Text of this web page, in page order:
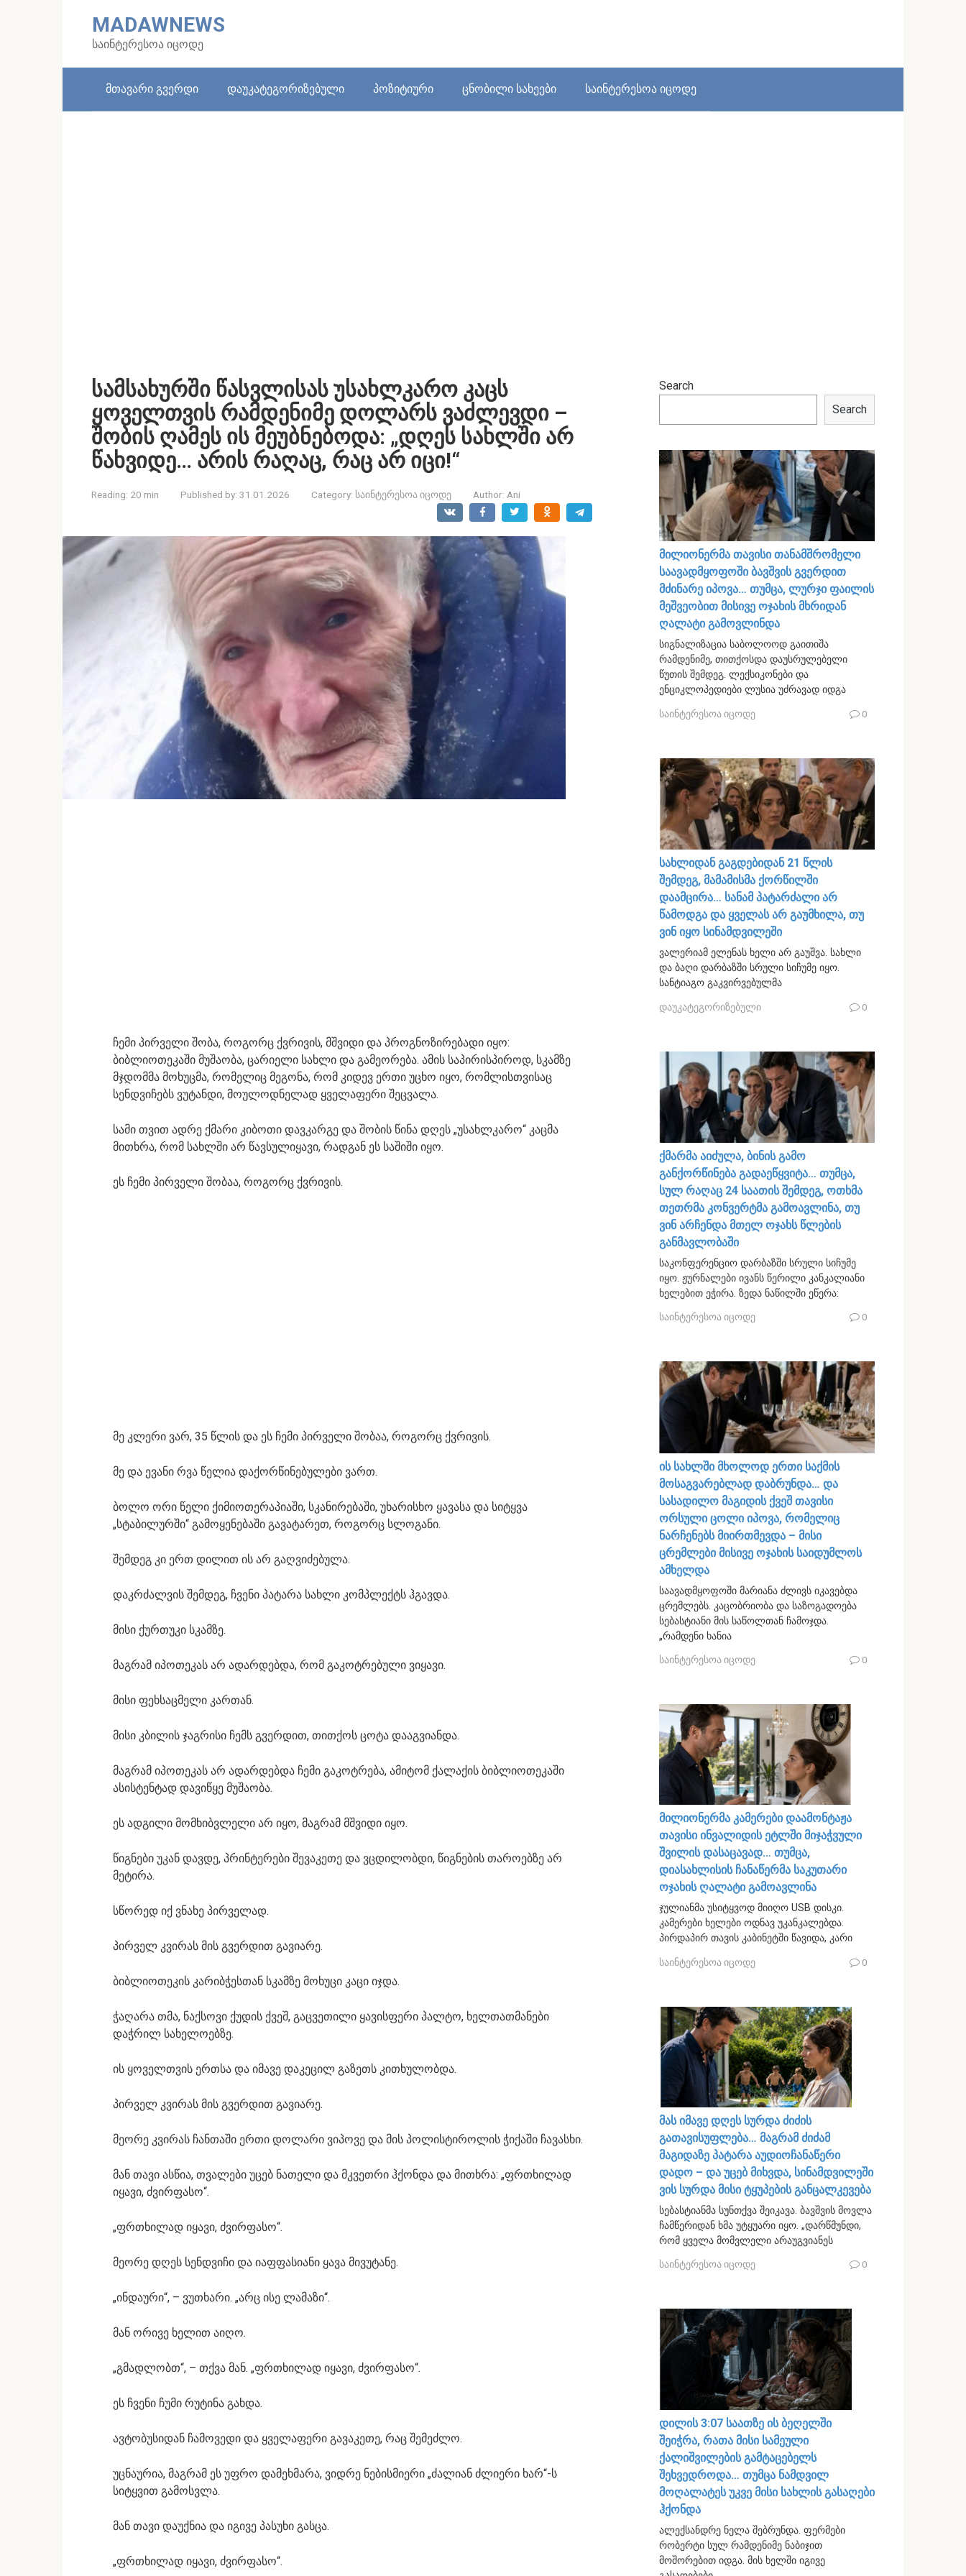
MADAWNEWS
საინტერესოა იცოდე
მთავარი გვერდი დაუკატეგორიზებული პოზიტიური ცნობილი სახეები საინტერესოა იცოდე
სამსახურში წასვლისას უსახლკარო კაცს
ყოველთვის რამდენიმე დოლარს ვაძლევდი –
შობის ღამეს ის მეუბნებოდა: „დღეს სახლში არ
წახვიდე… არის რაღაც, რაც არ იცი!“
Reading: 20 min Published by: 31.01.2026 Category: საინტერესოა იცოდე Author: Ani
ჩემი პირველი შობა, როგორც ქვრივის, მშვიდი და პროგნოზირებადი იყო:
ბიბლიოთეკაში მუშაობა, ცარიელი სახლი და გამეორება. ამის საპირისპიროდ, სკამზე
მჯდომმა მოხუცმა, რომელიც მეგონა, რომ კიდევ ერთი უცხო იყო, რომლისთვისაც
სენდვიჩებს ვუტანდი, მოულოდნელად ყველაფერი შეცვალა.
სამი თვით ადრე ქმარი კიბოთი დავკარგე და შობის წინა დღეს „უსახლკარო“ კაცმა
მითხრა, რომ სახლში არ წავსულიყავი, რადგან ეს საშიში იყო.
ეს ჩემი პირველი შობაა, როგორც ქვრივის.
მე კლერი ვარ, 35 წლის და ეს ჩემი პირველი შობაა, როგორც ქვრივის.
მე და ევანი რვა წელია დაქორწინებულები ვართ.
ბოლო ორი წელი ქიმიოთერაპიაში, სკანირებაში, უხარისხო ყავასა და სიტყვა
„სტაბილურში“ გამოყენებაში გავატარეთ, როგორც სლოგანი.
შემდეგ კი ერთ დილით ის არ გაღვიძებულა.
დაკრძალვის შემდეგ, ჩვენი პატარა სახლი კომპლექტს ჰგავდა.
მისი ქურთუკი სკამზე.
მაგრამ იპოთეკას არ ადარდებდა, რომ გაკოტრებული ვიყავი.
მისი ფეხსაცმელი კართან.
მისი კბილის ჯაგრისი ჩემს გვერდით, თითქოს ცოტა დააგვიანდა.
მაგრამ იპოთეკას არ ადარდებდა ჩემი გაკოტრება, ამიტომ ქალაქის ბიბლიოთეკაში
ასისტენტად დავიწყე მუშაობა.
ეს ადგილი მომხიბვლელი არ იყო, მაგრამ მშვიდი იყო.
წიგნები უკან დავდე, პრინტერები შევაკეთე და ვცდილობდი, წიგნების თაროებზე არ
მეტირა.
სწორედ იქ ვნახე პირველად.
პირველ კვირას მის გვერდით გავიარე.
ბიბლიოთეკის კარიბჭესთან სკამზე მოხუცი კაცი იჯდა.
ჭაღარა თმა, ნაქსოვი ქუდის ქვეშ, გაცვეთილი ყავისფერი პალტო, ხელთათმანები
დაჭრილ სახელოებზე.
ის ყოველთვის ერთსა და იმავე დაკეცილ გაზეთს კითხულობდა.
პირველ კვირას მის გვერდით გავიარე.
მეორე კვირას ჩანთაში ერთი დოლარი ვიპოვე და მის პოლისტიროლის ჭიქაში ჩავასხი.
მან თავი ასწია, თვალები უცებ ნათელი და მკვეთრი ჰქონდა და მითხრა: „ფრთხილად
იყავი, ძვირფასო“.
„ფრთხილად იყავი, ძვირფასო“.
მეორე დღეს სენდვიჩი და იაფფასიანი ყავა მივუტანე.
„ინდაური“, – ვუთხარი. „არც ისე ლამაზი“.
მან ორივე ხელით აიღო.
„გმადლობთ“, – თქვა მან. „ფრთხილად იყავი, ძვირფასო“.
ეს ჩვენი ჩუმი რუტინა გახდა.
ავტობუსიდან ჩამოვედი და ყველაფერი გავაკეთე, რაც შემეძლო.
უცნაურია, მაგრამ ეს უფრო დამეხმარა, ვიდრე ნებისმიერი „ძალიან ძლიერი ხარ“-ს
სიტყვით გამოსვლა.
მან თავი დაუქნია და იგივე პასუხი გასცა.
„ფრთხილად იყავი, ძვირფასო“.
Search
Search
მილიონერმა თავისი თანამშრომელი
საავადმყოფოში ბავშვის გვერდით
მძინარე იპოვა… თუმცა, ლურჯი ფაილის
მეშვეობით მისივე ოჯახის მხრიდან
ღალატი გამოვლინდა
სიგნალიზაცია საბოლოოდ გაითიშა
რამდენიმე, თითქოსდა დაუსრულებელი
წუთის შემდეგ. ლექსიკონები და
ენციკლოპედიები ლუსია უძრავად იდგა
საინტერესოა იცოდე 0
სახლიდან გაგდებიდან 21 წლის
შემდეგ, მამამისმა ქორწილში
დაამცირა… სანამ პატარძალი არ
წამოდგა და ყველას არ გაუმხილა, თუ
ვინ იყო სინამდვილეში
ვალერიამ ელენას ხელი არ გაუშვა. სახლი
და ბაღი დარბაზში სრული სიჩუმე იყო.
სანტიაგო გაკვირვებულმა
დაუკატეგორიზებული 0
ქმარმა აიძულა, ბინის გამო
განქორწინება გადაეწყვიტა… თუმცა,
სულ რაღაც 24 საათის შემდეგ, ოთხმა
თეთრმა კონვერტმა გამოავლინა, თუ
ვინ არჩენდა მთელ ოჯახს წლების
განმავლობაში
საკონფერენციო დარბაზში სრული სიჩუმე
იყო. ჟურნალები ივანს წერილი კანკალიანი
ხელებით ეჭირა. ზედა ნაწილში ეწერა:
საინტერესოა იცოდე 0
ის სახლში მხოლოდ ერთი საქმის
მოსაგვარებლად დაბრუნდა… და
სასადილო მაგიდის ქვეშ თავისი
ორსული ცოლი იპოვა, რომელიც
ნარჩენებს მიირთმევდა – მისი
ცრემლები მისივე ოჯახის საიდუმლოს
ამხელდა
საავადმყოფოში მარიანა ძლივს იკავებდა
ცრემლებს. კაცობრიობა და საზოგადოება
სებასტიანი მის საწოლთან ჩამოჯდა.
„რამდენი ხანია
საინტერესოა იცოდე 0
მილიონერმა კამერები დაამონტაჟა
თავისი ინვალიდის ეტლში მიჯაჭვული
შვილის დასაცავად… თუმცა,
დიასახლისის ჩანაწერმა საკუთარი
ოჯახის ღალატი გამოავლინა
ჯულიანმა უსიტყვოდ მიიღო USB დისკი.
კამერები ხელები ოდნავ უკანკალებდა.
პირდაპირ თავის კაბინეტში წავიდა, კარი
საინტერესოა იცოდე 0
მას იმავე დღეს სურდა ძიძის
გათავისუფლება… მაგრამ ძიძამ
მაგიდაზე პატარა აუდიოჩანაწერი
დადო – და უცებ მიხვდა, სინამდვილეში
ვის სურდა მისი ტყუპების განცალკევება
სებასტიანმა სუნთქვა შეიკავა. ბავშვის მოვლა
ჩამწერიდან ხმა უტყუარი იყო. „დარწმუნდი,
რომ ყველა მომვლელი არაუგვიანეს
საინტერესოა იცოდე 0
დილის 3:07 საათზე ის ბეღელში
შეიჭრა, რათა მისი სამეული
ქალიშვილების გამტაცებელს
შეხვედროდა… თუმცა ნამდვილ
მოღალატეს უკვე მისი სახლის გასაღები
ჰქონდა
ალექსანდრე ნელა შებრუნდა. ფერმები
რობერტი სულ რამდენიმე ნაბიჯით
მოშორებით იდგა. მის ხელში იგივე